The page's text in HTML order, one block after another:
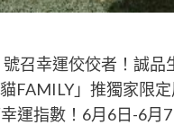
號召幸運佼佼者！誠
FAMILY」推獨家限
運指數！6月6日-6